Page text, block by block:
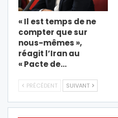
« Il est temps de ne
compter que sur
nous-mêmes »,
réagit l’Iran au
« Pacte de…
PRÉCÉDENT SUIVANT